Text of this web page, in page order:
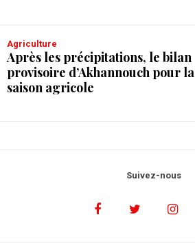
Agriculture
Après les précipitations, le bilan
provisoire d’Akhannouch pour la
saison agricole
Suivez-nous